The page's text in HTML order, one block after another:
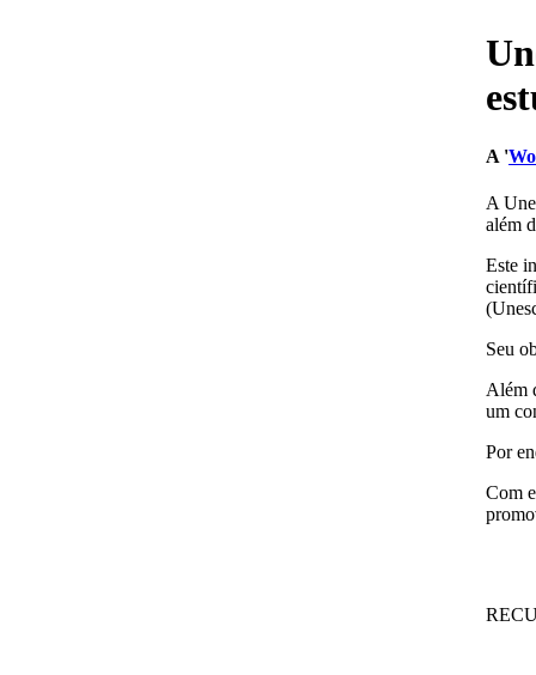
A '
A
além
Este
Seu
Além
um
Por
Com